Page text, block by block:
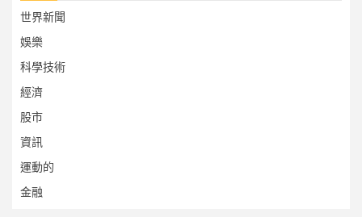
世界新聞
娛樂
科學技術
經濟
股市
資訊
運動的
金融